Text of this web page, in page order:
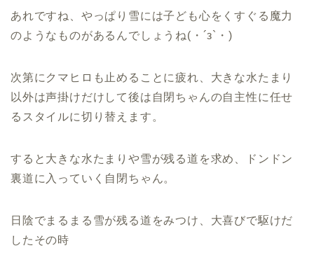
あれですね、やっぱり雪には子ども心をくすぐる魔力
のようなものがあるんでしょうね(・´з`・)
次第にクマヒロも止めることに疲れ、大きな水たまり
以外は声掛けだけして後は自閉ちゃんの自主性に任せ
るスタイルに切り替えます。
すると大きな水たまりや雪が残る道を求め、ドンドン
裏道に入っていく自閉ちゃん。
日陰でまるまる雪が残る道をみつけ、大喜びで駆けだ
したその時